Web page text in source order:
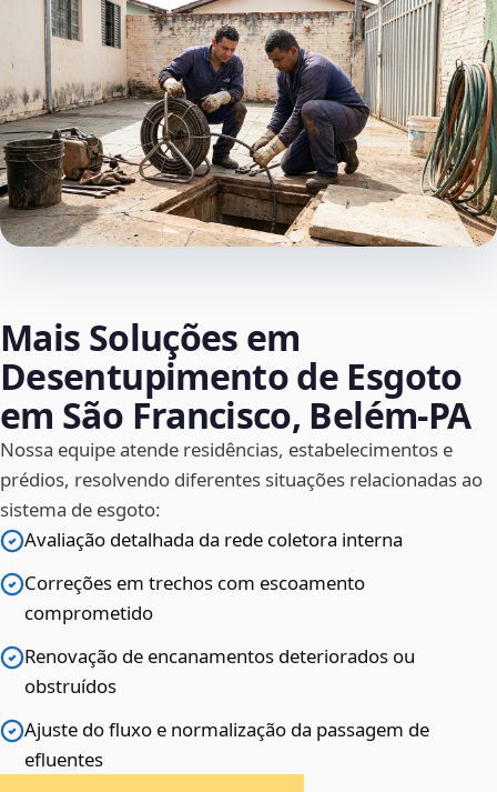
Mais Soluções em
Desentupimento de Esgoto
em São Francisco, Belém‑PA
Nossa equipe atende residências, estabelecimentos e
prédios, resolvendo diferentes situações relacionadas ao
sistema de esgoto:
Avaliação detalhada da rede coletora interna
Correções em trechos com escoamento
comprometido
Renovação de encanamentos deteriorados ou
obstruídos
Ajuste do fluxo e normalização da passagem de
efluentes